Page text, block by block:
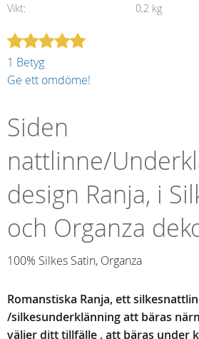
Vikt
0,2 kg
1 Betyg
Ge ett omdöme!
Siden
nattlinne/
design Ranja, i
och Organza
100% Silkes Satin, Organza
Romanstiska Ranja, ett
/silkesunderklänning att bäras
väljer ditt tillfälle , att bäras under